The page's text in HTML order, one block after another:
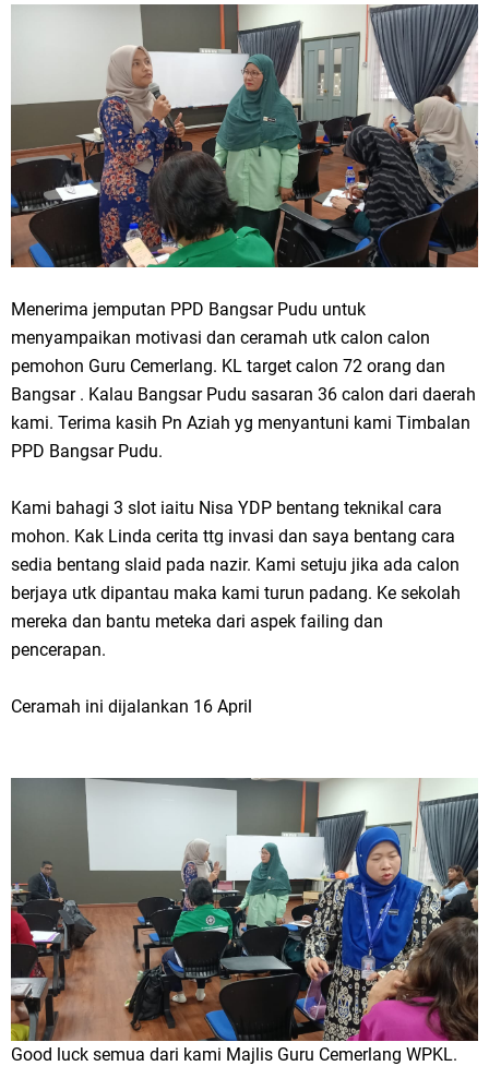
Menerima jemputan PPD Bangsar Pudu untuk
menyampaikan motivasi dan ceramah utk calon calon
pemohon Guru Cemerlang. KL target calon 72 orang dan
Bangsar . Kalau Bangsar Pudu sasaran 36 calon dari daerah
kami. Terima kasih Pn Aziah yg menyantuni kami Timbalan
PPD Bangsar Pudu.
Kami bahagi 3 slot iaitu Nisa YDP bentang teknikal cara
mohon. Kak Linda cerita ttg invasi dan saya bentang cara
sedia bentang slaid pada nazir. Kami setuju jika ada calon
berjaya utk dipantau maka kami turun padang. Ke sekolah
mereka dan bantu meteka dari aspek failing dan
pencerapan.
Ceramah ini dijalankan 16 April
Good luck semua dari kami Majlis Guru Cemerlang WPKL.